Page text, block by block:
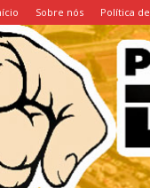
Sobre nós Política